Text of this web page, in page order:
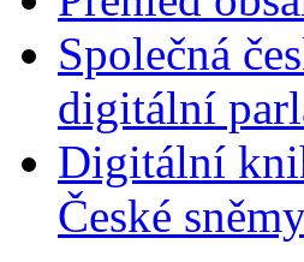
Společná
digitální
Digitální
České